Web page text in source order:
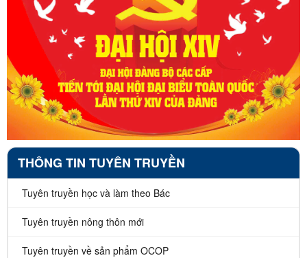
THÔNG TIN TUYÊN TRUYỀN
Tuyên truyền học và làm theo Bác
Tuyên truyền nông thôn mới
Tuyên truyền về sản phẩm OCOP